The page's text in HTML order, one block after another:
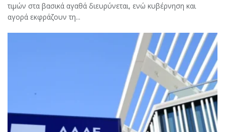
τιμών στα βασικά αγαθά διευρύνεται, ενώ κυβέρνηση και
αγορά εκφράζουν τη...